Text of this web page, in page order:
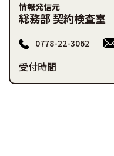
情報発信元
総務部 契約検査室
0778-22-3062
受付時間